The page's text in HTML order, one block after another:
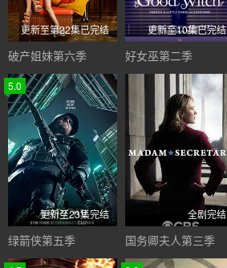
更新至第22集已完结
破产姐妹第六季
更新至10集已完结
好女巫第二季
5.0
更新至23集完结
绿箭侠第五季
全剧完结
国务卿夫人第三季